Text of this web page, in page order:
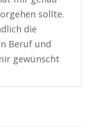
sollte.
die
Beruf und
gewünscht